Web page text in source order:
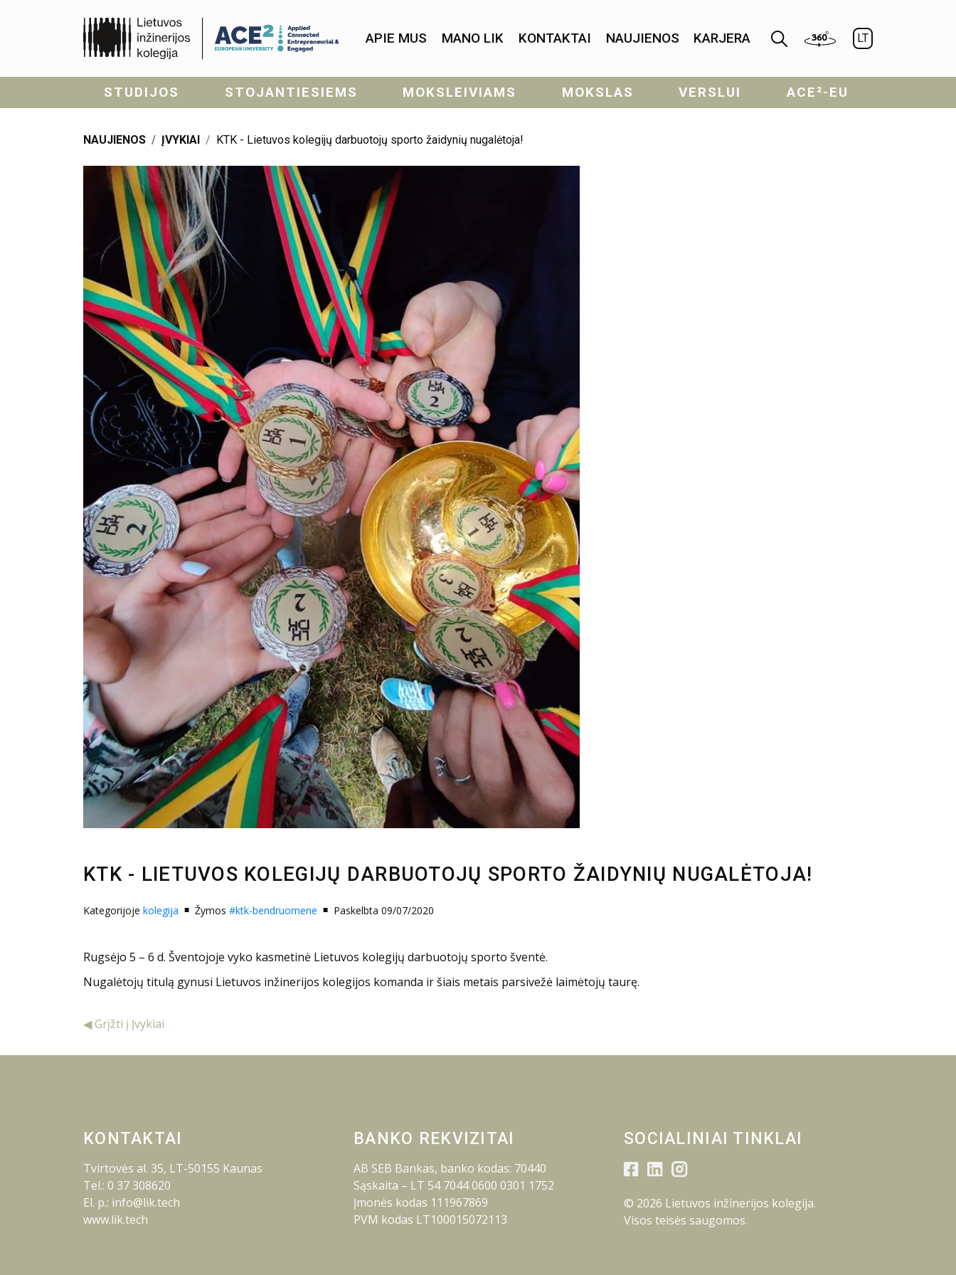
APIE MUS MANO LIK KONTAKTAI NAUJIENOS KARJERA LT
STUDIJOS STOJANTIESIEMS MOKSLEIVIAMS MOKSLAS VERSLUI ACE²-EU
NAUJIENOS ĮVYKIAI KTK - Lietuvos kolegijų darbuotojų sporto žaidynių nugalėtoja!
KTK - LIETUVOS KOLEGIJŲ DARBUOTOJŲ SPORTO ŽAIDYNIŲ NUGALĖTOJA!
Kategorijoje kolegija Žymos #ktk-bendruomene Paskelbta 09/07/2020
Rugsėjo 5 – 6 d. Šventojoje vyko kasmetinė Lietuvos kolegijų darbuotojų sporto šventė.
Nugalėtojų titulą gynusi Lietuvos inžinerijos kolegijos komanda ir šiais metais parsivežė laimėtojų taurę.
◀ Grįžti į Įvykiai
KONTAKTAI
Tvirtovės al. 35, LT-50155 Kaunas
Tel.: 0 37 308620
El. p.: info@lik.tech
www.lik.tech
BANKO REKVIZITAI
AB SEB Bankas, banko kodas: 70440
Sąskaita – LT 54 7044 0600 0301 1752
Įmonės kodas 111967869
PVM kodas LT100015072113
SOCIALINIAI TINKLAI
© 2026 Lietuvos inžinerijos kolegija.
Visos teisės saugomos.